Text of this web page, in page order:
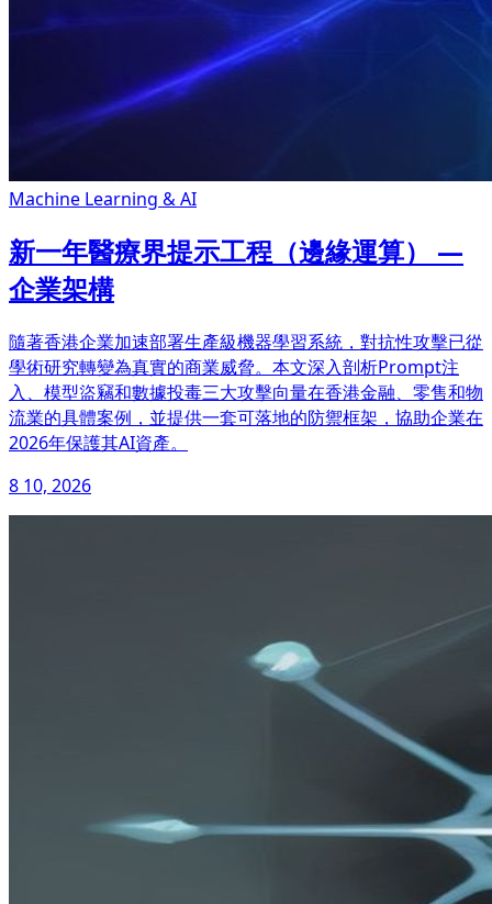
Machine Learning & AI
新一年醫療界提示工程（邊緣運算） —
企業架構
隨著香港企業加速部署生產級機器學習系統，對抗性攻擊已從
學術研究轉變為真實的商業威脅。本文深入剖析Prompt注
入、模型盜竊和數據投毒三大攻擊向量在香港金融、零售和物
流業的具體案例，並提供一套可落地的防禦框架，協助企業在
2026年保護其AI資產。
8 10, 2026